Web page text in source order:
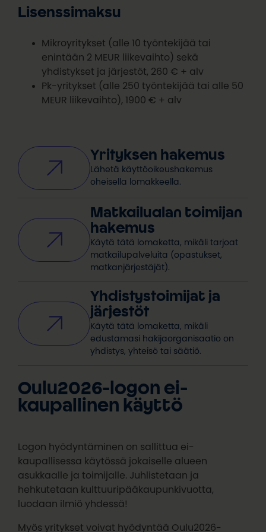
Lisenssimaksu
Mikroyritykset (alle 10 työntekijää tai
enintään 2 MEUR liikevaihto) sekä
yhdistykset ja järjestöt, 260 € + alv
Pk-yritykset (alle 250 työntekijää tai alle 50
MEUR liikevaihto), 1900 € + alv
Yrityksen hakemus
Lähetä käyttöoikeushakemus
oheisella lomakkeella.
Matkailualan toimijan
hakemus
Käytä tätä lomaketta, mikäli tarjoat
matkailupalveluita (opastukset,
matkanjärjestäjät).
Yhdistystoimijat ja
järjestöt
Käytä tätä lomaketta, mikäli
edustamasi hakijaorganisaatio on
yhdistys, yhteisö tai säätiö.
Oulu2026-logon ei-
kaupallinen käyttö
Logon hyödyntäminen on sallittua ei-
kaupallisessa käytössä jokaiselle alueen
asukkaalle ja toimijalle. Juhlistetaan ja
hehkutetaan kulttuuripääkaupunkivuotta,
luodaan ilmiö yhdessä!
Myös yritykset voivat hyödyntää Oulu2026-